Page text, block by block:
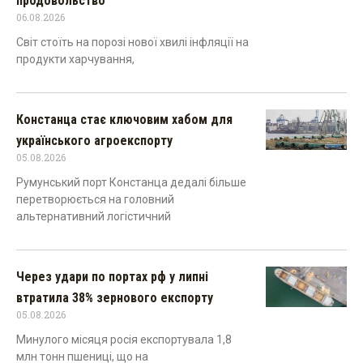
06.08.2026
Світ стоїть на порозі нової хвилі інфляції на
продукти харчування,
Констанца стає ключовим хабом для
українського агроекспорту
05.08.2026
Румунський порт Констанца дедалі більше
перетворюється на головний
альтернативний логістичний
Через удари по портах рф у липні
втратила 38% зернового експорту
05.08.2026
Минулого місяця росія експортувала 1,8
млн тонн пшениці, що на